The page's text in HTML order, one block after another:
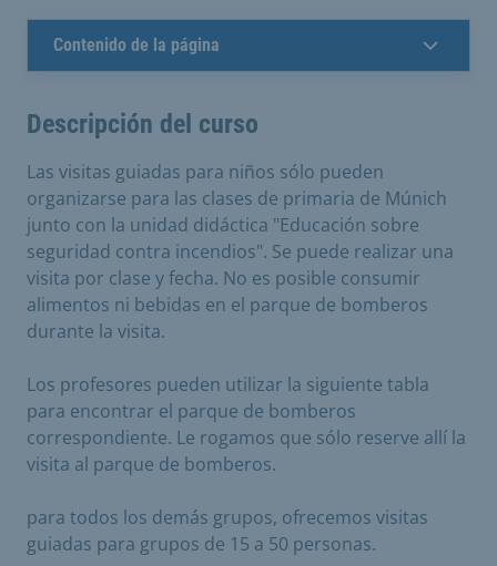
Contenido de la página
Descripción del curso
Las visitas guiadas para niños sólo pueden
organizarse para las clases de primaria de Múnich
junto con la unidad didáctica "Educación sobre
seguridad contra incendios". Se puede realizar una
visita por clase y fecha. No es posible consumir
alimentos ni bebidas en el parque de bomberos
durante la visita.
Los profesores pueden utilizar la siguiente tabla
para encontrar el parque de bomberos
correspondiente. Le rogamos que sólo reserve allí la
visita al parque de bomberos.
para todos los demás grupos, ofrecemos visitas
guiadas para grupos de 15 a 50 personas.